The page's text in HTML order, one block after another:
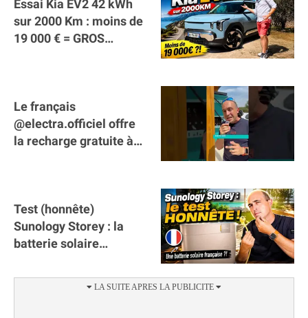
Essai Kia EV2 42 kWh
sur 2000 Km : moins de
19 000 € = GROS
Le français
@electra.officiel offre
la recharge gratuite à
Test (honnête)
Sunology Storey : la
batterie solaire